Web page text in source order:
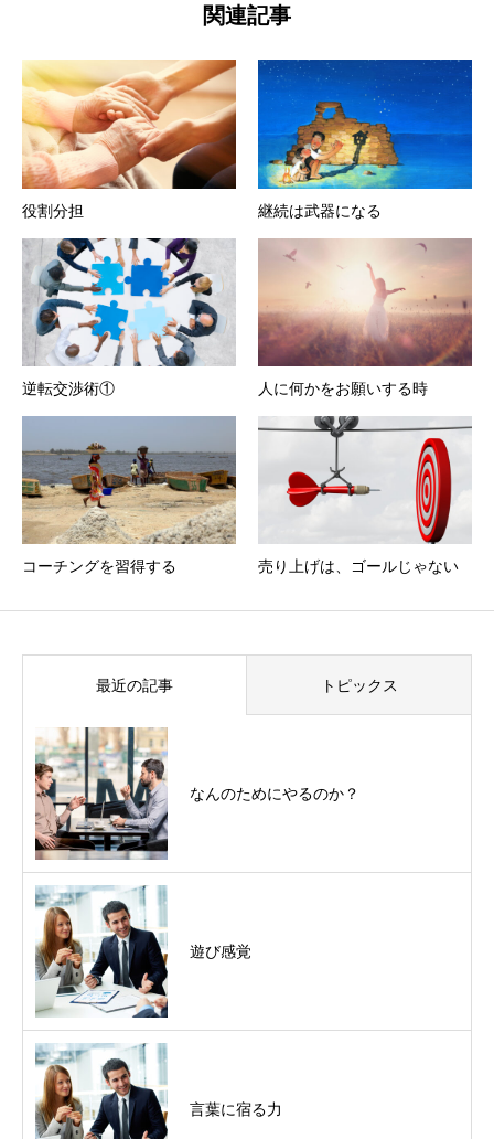
関連記事
役割分担 継続は武器になる
逆転交渉術① 人に何かをお願いする時
コーチングを習得する 売り上げは、ゴールじゃない
最近の記事 トピックス
なんのためにやるのか？
遊び感覚
言葉に宿る力